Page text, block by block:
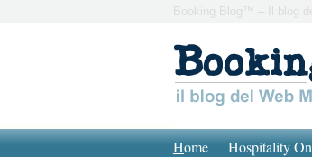
Booking Blog™ – Il blog
Home Hospitality